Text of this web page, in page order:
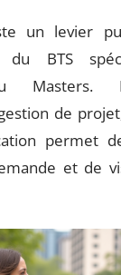
un levier
BTS
Masters.
de
permet
et de